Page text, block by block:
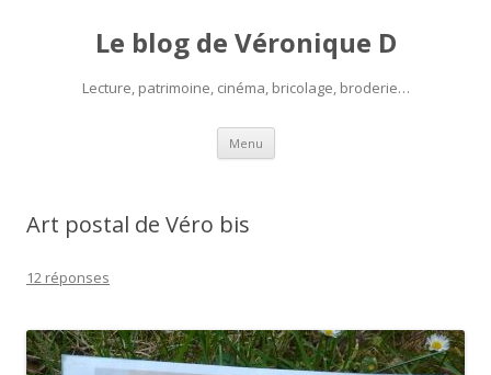
Le blog de Véronique D
Lecture, patrimoine, cinéma, bricolage, broderie…
Menu Aller
contenu
Art postal de Véro bis
12 réponses